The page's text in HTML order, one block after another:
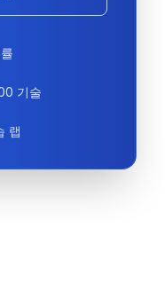
기술
랩